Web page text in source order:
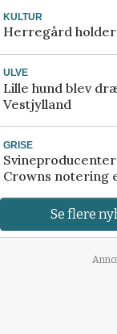
KULTUR
Herregård
ULVE
Lille hund blev
Vestjylland
GRISE
Crowns notering
Se flere